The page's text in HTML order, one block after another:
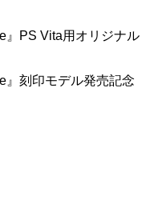
』PS Vita用オリジナル
』刻印モデル発売記念